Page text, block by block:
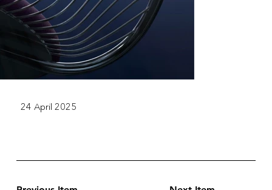
24 April 2025